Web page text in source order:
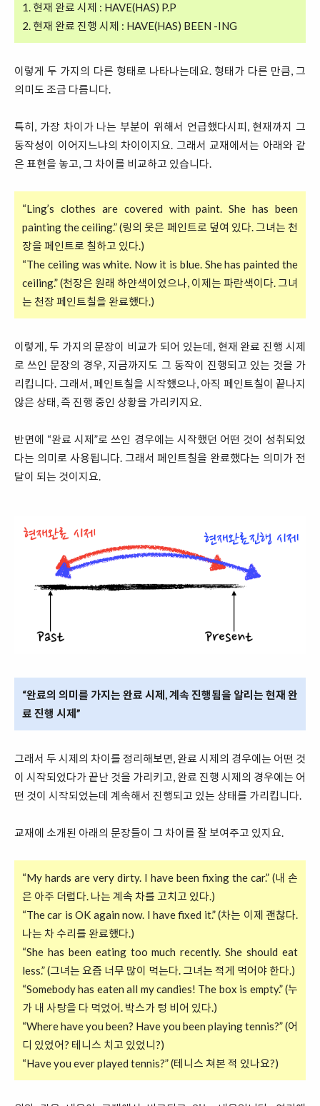
1. 현재 완료 시제 : HAVE(HAS) P.P
2. 현재 완료 진행 시제 : HAVE(HAS) BEEN -ING
이렇게 두 가지의 다른 형태로 나타나는데요. 형태가 다른 만큼, 그
의미도 조금 다릅니다.
특히, 가장 차이가 나는 부분이 위해서 언급했다시피, 현재까지 그
동작성이 이어지느냐의 차이이지요. 그래서 교재에서는 아래와 같
은 표현을 놓고, 그 차이를 비교하고 있습니다.
“Ling’s clothes are covered with paint. She has been
painting the ceiling.” (링의 옷은 페인트로 덮여 있다. 그녀는 천
장을 페인트로 칠하고 있다.)
“The ceiling was white. Now it is blue. She has painted the
ceiling.” (천장은 원래 하얀색이었으나, 이제는 파란색이다. 그녀
는 천장 페인트칠을 완료했다.)
이렇게, 두 가지의 문장이 비교가 되어 있는데, 현재 완료 진행 시제
로 쓰인 문장의 경우, 지금까지도 그 동작이 진행되고 있는 것을 가
리킵니다. 그래서, 페인트칠을 시작했으나, 아직 페인트칠이 끝나지
않은 상태, 즉 진행 중인 상황을 가리키지요.
반면에 “완료 시제”로 쓰인 경우에는 시작했던 어떤 것이 성취되었
다는 의미로 사용됩니다. 그래서 페인트칠을 완료했다는 의미가 전
달이 되는 것이지요.
“완료의 의미를 가지는 완료 시제, 계속 진행됨을 알리는 현재 완
료 진행 시제”
그래서 두 시제의 차이를 정리해보면, 완료 시제의 경우에는 어떤 것
이 시작되었다가 끝난 것을 가리키고, 완료 진행 시제의 경우에는 어
떤 것이 시작되었는데 계속해서 진행되고 있는 상태를 가리킵니다.
교재에 소개된 아래의 문장들이 그 차이를 잘 보여주고 있지요.
“My hards are very dirty. I have been fixing the car.” (내 손
은 아주 더럽다. 나는 계속 차를 고치고 있다.)
“The car is OK again now. I have fixed it.” (차는 이제 괜찮다.
나는 차 수리를 완료했다.)
“She has been eating too much recently. She should eat
less.” (그녀는 요즘 너무 많이 먹는다. 그녀는 적게 먹어야 한다.)
“Somebody has eaten all my candies! The box is empty.” (누
가 내 사탕을 다 먹었어. 박스가 텅 비어 있다.)
“Where have you been? Have you been playing tennis?” (어
디 있었어? 테니스 치고 있었니?)
“Have you ever played tennis?” (테니스 쳐본 적 있나요?)